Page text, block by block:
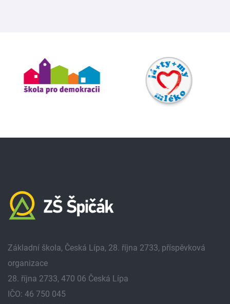
Základní škola, Česká Lípa, 28. října 2733, příspěvková
organizace
28. října 2733, 470 06 Česká Lípa
IČO: 46 750 045